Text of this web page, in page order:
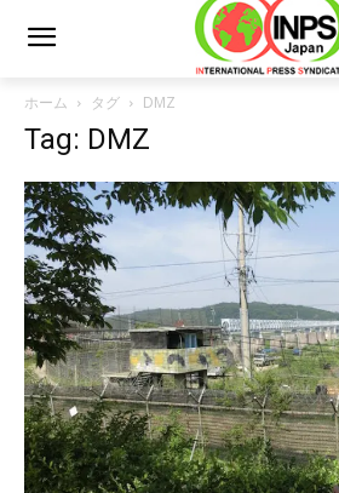
ホーム タグ DMZ
Tag: DMZ